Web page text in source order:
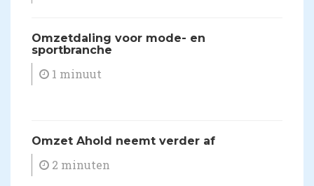
Omzetdaling voor mode- en
sportbranche
1 minuut
Omzet Ahold neemt verder af
2 minuten